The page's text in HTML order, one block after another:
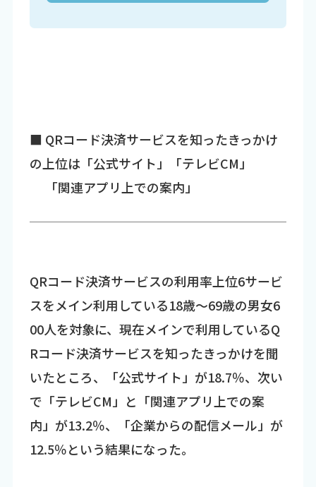
■ QRコード決済サービスを知ったきっかけ
の上位は「公式サイト」「テレビCM」
「関連アプリ上での案内」
QRコード決済サービスの利用率上位6サービ
スをメイン利用している18歳～69歳の男女6
00人を対象に、現在メインで利用しているQ
Rコード決済サービスを知ったきっかけを聞
いたところ、「公式サイト」が18.7％、次い
で「テレビCM」と「関連アプリ上での案
内」が13.2％、「企業からの配信メール」が
12.5％という結果になった。